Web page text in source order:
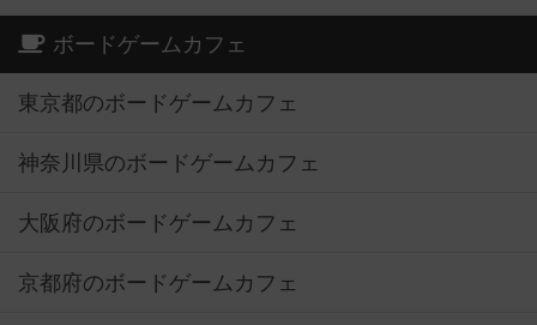
ボードゲームカフェ
東京都のボードゲームカフェ
神奈川県のボードゲームカフェ
大阪府のボードゲームカフェ
京都府のボードゲームカフェ